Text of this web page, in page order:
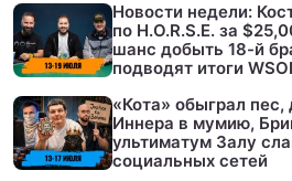
Новости недели:
по H.O.R.S.E. за
шанс добыть 18-й
подводят итоги
«Кота» обыграл пес,
Иннера в мумию,
ультиматум Залу
социальных сетей